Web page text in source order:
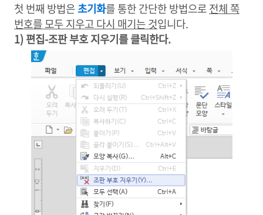
첫 번째 방법은초기화를 통한 간단한 방법으로전체 쪽
번호를 모두 지우고 다시 매기는 것입니다.
1) 편집-조판 부호 지우기를 클릭한다.